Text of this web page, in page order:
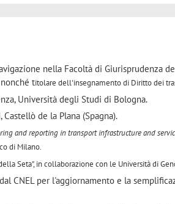
nella Facoltà di Giurisprudenza
titolare dell'insegnamento di Diritto dei
Università degli Studi di Bologna.
de la Plana (Spagna).
and reporting in transport infrastructure and
di Milano.
Seta", in collaborazione con le Università di
CNEL per l'aggiornamento e la